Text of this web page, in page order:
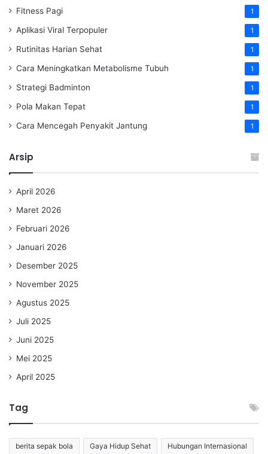
Fitness Pagi 1
Aplikasi Viral Terpopuler 1
Rutinitas Harian Sehat 1
Cara Meningkatkan Metabolisme Tubuh 1
Strategi Badminton 1
Pola Makan Tepat 1
Cara Mencegah Penyakit Jantung 1
Arsip
April 2026
Maret 2026
Februari 2026
Januari 2026
Desember 2025
November 2025
Agustus 2025
Juli 2025
Juni 2025
Mei 2025
April 2025
Tag
berita sepak bola Gaya Hidup Sehat Hubungan Internasional